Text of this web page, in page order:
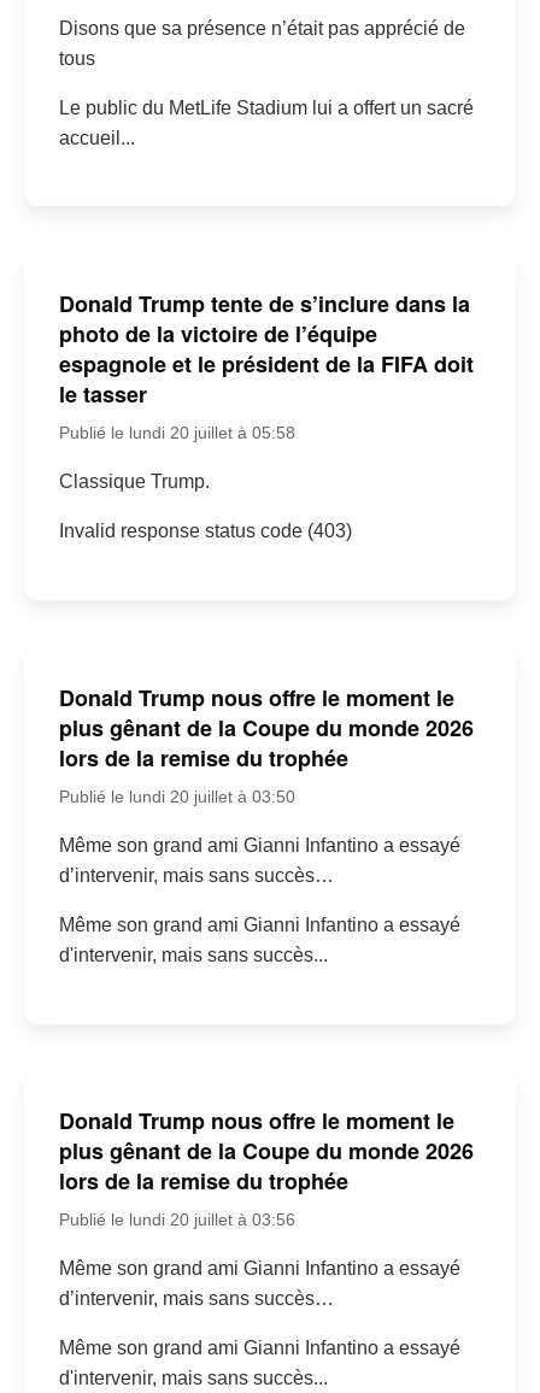
Disons que sa présence n’était pas apprécié de
tous
Le public du MetLife Stadium lui a offert un sacré
accueil...
Donald Trump tente de s’inclure dans la
photo de la victoire de l’équipe
espagnole et le président de la FIFA doit
le tasser
Publié le lundi 20 juillet à 05:58
Classique Trump.
Invalid response status code (403)
Donald Trump nous offre le moment le
plus gênant de la Coupe du monde 2026
lors de la remise du trophée
Publié le lundi 20 juillet à 03:50
Même son grand ami Gianni Infantino a essayé
d’intervenir, mais sans succès…
Même son grand ami Gianni Infantino a essayé
d'intervenir, mais sans succès...
Donald Trump nous offre le moment le
plus gênant de la Coupe du monde 2026
lors de la remise du trophée
Publié le lundi 20 juillet à 03:56
Même son grand ami Gianni Infantino a essayé
d’intervenir, mais sans succès…
Même son grand ami Gianni Infantino a essayé
d'intervenir, mais sans succès...